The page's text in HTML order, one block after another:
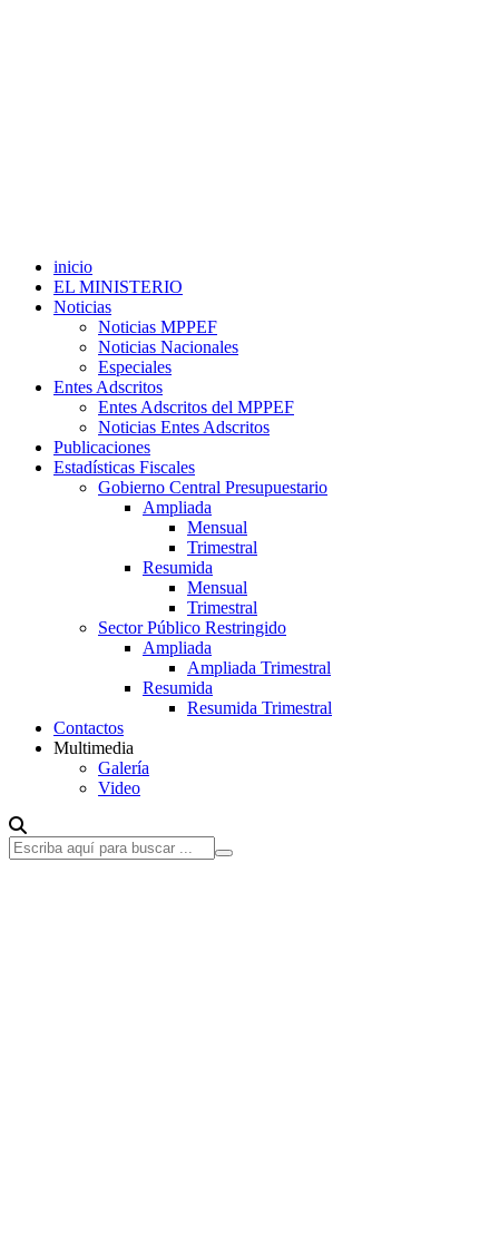
inicio
EL MINISTERIO
Noticias
Noticias MPPEF
Noticias Nacionales
Especiales
Entes Adscritos
Entes Adscritos del MPPEF
Noticias Entes Adscritos
Publicaciones
Estadísticas Fiscales
Gobierno Central Presupuestario
Ampliada
Mensual
Trimestral
Resumida
Mensual
Trimestral
Sector Público Restringido
Ampliada
Ampliada Trimestral
Resumida
Resumida Trimestral
Contactos
Multimedia
Galería
Video